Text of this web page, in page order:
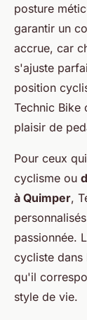
posture
garantir un
accrue, car
s'ajuste
position
Technic Bike
plaisir de
Pour ceux
cyclisme ou
à Quimper,
passionnée.
cycliste dans
qu'il
style de vie.